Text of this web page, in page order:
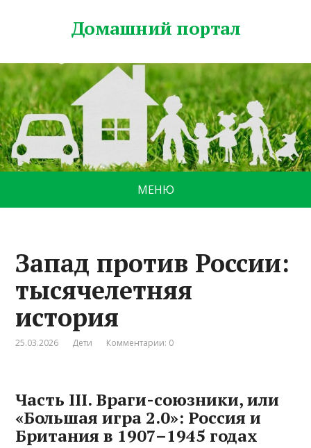
Домашний портал
МЕНЮ
Запад против России:
тысячелетняя
история
25.03.2026 Дети Комментарии: 0
Часть III. Враги-союзники, или
«Большая игра 2.0»: Россия и
Британия в 1907–1945 годах